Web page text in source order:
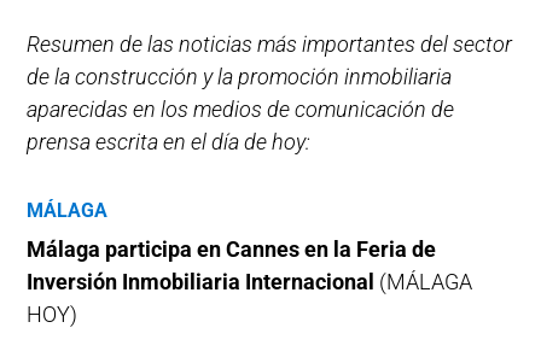
Resumen de las noticias más importantes del sector
de la construcción y la promoción inmobiliaria
aparecidas en los medios de comunicación de
prensa escrita en el día de hoy:
MÁLAGA
Málaga participa en Cannes en la Feria de
Inversión Inmobiliaria Internacional (MÁLAGA
HOY)